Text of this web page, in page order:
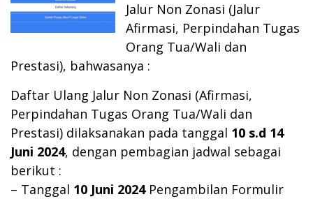
Jalur Non Zonasi (Jalur
Afirmasi, Perpindahan Tugas
Orang Tua/Wali dan
Prestasi), bahwasanya :
Daftar Ulang Jalur Non Zonasi (Afirmasi,
Perpindahan Tugas Orang Tua/Wali dan
Prestasi) dilaksanakan pada tanggal 10 s.d 14
Juni 2024, dengan pembagian jadwal sebagai
berikut :
– Tanggal 10 Juni 2024Pengambilan Formulir